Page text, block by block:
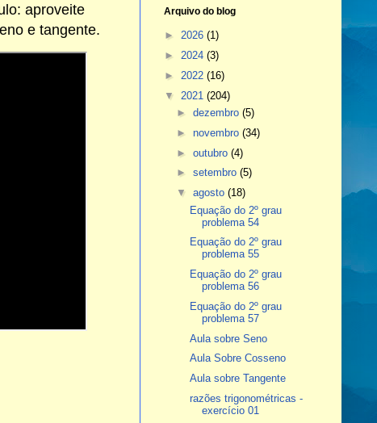
aproveite
e tangente.
Arquivo do blog
► 2026 (1)
► 2024 (3)
► 2022 (16)
▼ 2021 (204)
►dezembro(5)
►novembro(34)
►outubro(4)
►setembro(5)
▼agosto(18)
Equação do 2º grau
problema 54
Equação do 2º grau
problema 55
Equação do 2º grau
problema 56
Equação do 2º grau
problema 57
Aula sobre Seno
Aula Sobre Cosseno
Aula sobre Tangente
razões trigonométricas -
exercício 01